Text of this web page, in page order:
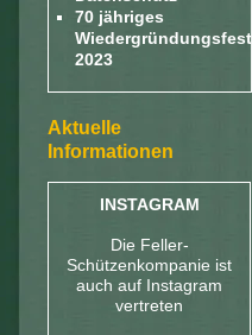
70 jähriges
Wiedergründungsfest
2023
Aktuelle
Informationen
INSTAGRAM
Die Feller-
Schützenkompanie ist
auch auf Instagram
vertreten